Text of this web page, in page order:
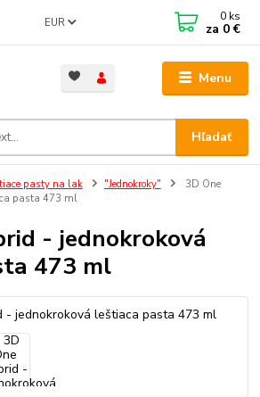
Menu
EUR
Hľadať
0 ks
za 0 €
pasty na lak "Jednokroky"
3D One
pasta 473 ml
- jednokroková
473 ml